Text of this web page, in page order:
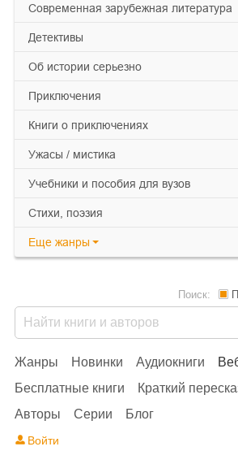
современная зарубежная литература
детективы
об истории серьезно
приключения
книги о приключениях
ужасы / мистика
учебники и пособия для вузов
cтихи, поэзия
Еще жанры
Жанры Новинки Аудиокниги
Бесплатные книги
Краткий
Авторы
Серии Блог
Поиск:
Войти